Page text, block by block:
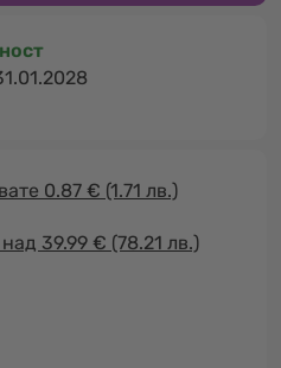
0.87 € (1.71 лв.)
39.99 € (78.21 лв.)